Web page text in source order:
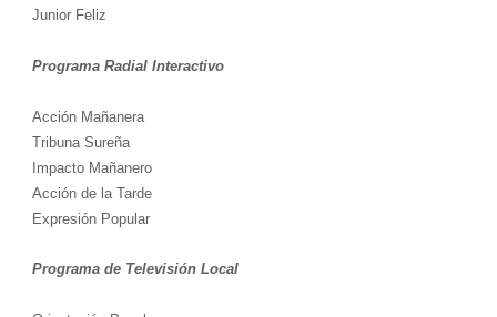
Junior Feliz
Programa Radial Interactivo
Acción Mañanera
Tribuna Sureña
Impacto Mañanero
Acción de la Tarde
Expresión Popular
Programa de Televisión Local